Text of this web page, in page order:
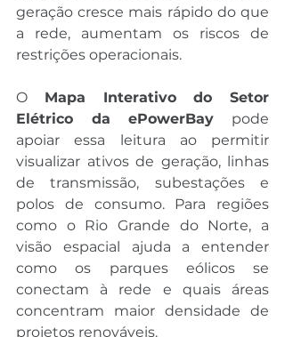
geração cresce mais rápido do que
a rede, aumentam os riscos de
restrições operacionais.
O Mapa Interativo do Setor
Elétrico da ePowerBay pode
apoiar essa leitura ao permitir
visualizar ativos de geração, linhas
de transmissão, subestações e
polos de consumo. Para regiões
como o Rio Grande do Norte, a
visão espacial ajuda a entender
como os parques eólicos se
conectam à rede e quais áreas
concentram maior densidade de
projetos renováveis.